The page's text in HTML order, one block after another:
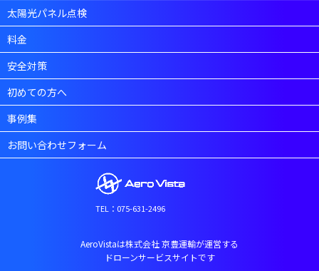
太陽光パネル点検
料金
安全対策
初めての方へ
事例集
お問い合わせフォーム
TEL：075-631-2496
AeroVistaは株式会社 京豊運輸が運営する
ドローンサービスサイトです